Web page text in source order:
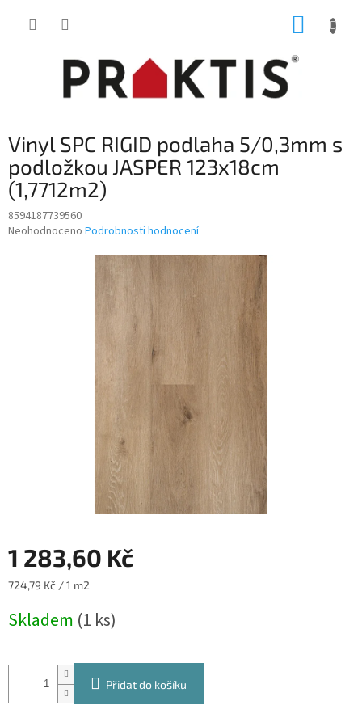
Vinyl SPC RIGID podlaha 5/0,3mm s
podložkou JASPER 123x18cm
(1,7712m2)
8594187739560
Průměrné
Neohodnoceno Podrobnosti hodnocení
1 283,60 Kč
Měrná
724,79 Kč / 1 m2
Skladem (1 ks)
Přidat do košíku